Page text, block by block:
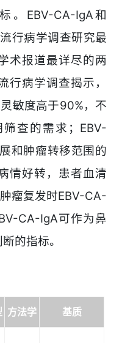
。EBV-CA-IgA和
行病学调查研究最
术报道最详尽的两
行病学调查揭示，
敏度高于90%，不
查的需求；EBV-
和肿瘤转移范围的
情好转，患者血清
瘤复发时EBV-CA-
CA-IgA可作为鼻
的指标。
方法学
基质